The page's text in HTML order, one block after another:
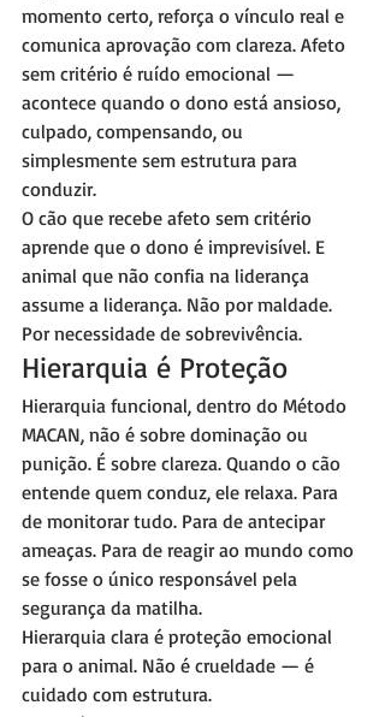
momento certo, reforça o vínculo real e
comunica aprovação com clareza. Afeto
sem critério é ruído emocional —
acontece quando o dono está ansioso,
culpado, compensando, ou
simplesmente sem estrutura para
conduzir.
O cão que recebe afeto sem critério
aprende que o dono é imprevisível. E
animal que não confia na liderança
assume a liderança. Não por maldade.
Por necessidade de sobrevivência.
Hierarquia é Proteção
Hierarquia funcional, dentro do Método
MACAN, não é sobre dominação ou
punição. É sobre clareza. Quando o cão
entende quem conduz, ele relaxa. Para
de monitorar tudo. Para de antecipar
ameaças. Para de reagir ao mundo como
se fosse o único responsável pela
segurança da matilha.
Hierarquia clara é proteção emocional
para o animal. Não é crueldade — é
cuidado com estrutura.